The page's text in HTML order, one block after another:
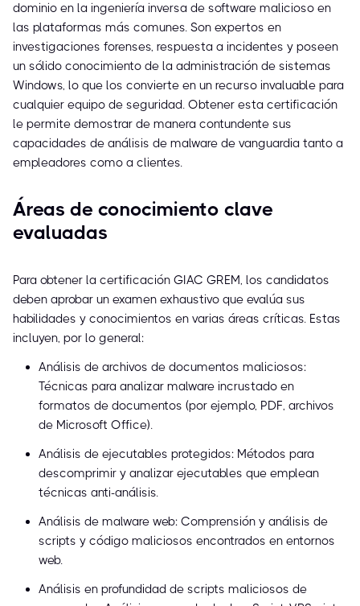
dominio en la ingeniería inversa de software malicioso en
las plataformas más comunes. Son expertos en
investigaciones forenses, respuesta a incidentes y poseen
un sólido conocimiento de la administración de sistemas
Windows, lo que los convierte en un recurso invaluable para
cualquier equipo de seguridad. Obtener esta certificación
le permite demostrar de manera contundente sus
capacidades de análisis de malware de vanguardia tanto a
empleadores como a clientes.
Áreas de conocimiento clave
evaluadas
Para obtener la certificación GIAC GREM, los candidatos
deben aprobar un examen exhaustivo que evalúa sus
habilidades y conocimientos en varias áreas críticas. Estas
incluyen, por lo general:
Análisis de archivos de documentos maliciosos:
Técnicas para analizar malware incrustado en
formatos de documentos (por ejemplo, PDF, archivos
de Microsoft Office).
Análisis de ejecutables protegidos: Métodos para
descomprimir y analizar ejecutables que emplean
técnicas anti-análisis.
Análisis de malware web: Comprensión y análisis de
scripts y código maliciosos encontrados en entornos
web.
Análisis en profundidad de scripts maliciosos de